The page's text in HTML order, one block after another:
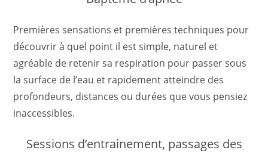
Premières sensations et premières techniques pour
découvrir à quel point il est simple, naturel et
agréable de retenir sa respiration pour passer sous
la surface de l’eau et rapidement atteindre des
profondeurs, distances ou durées que vous pensiez
inaccessibles.
Sessions d’entrainement, passages des